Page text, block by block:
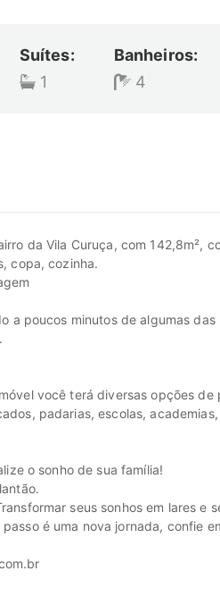
Suítes:
1
Banheiros:
4
da Vila Curuça, com 142,8m²,
copa, cozinha.
a poucos minutos de algumas
você terá diversas opções
padarias, escolas,
o sonho de sua família!
seus sonhos em lares e
é uma nova jornada, confie